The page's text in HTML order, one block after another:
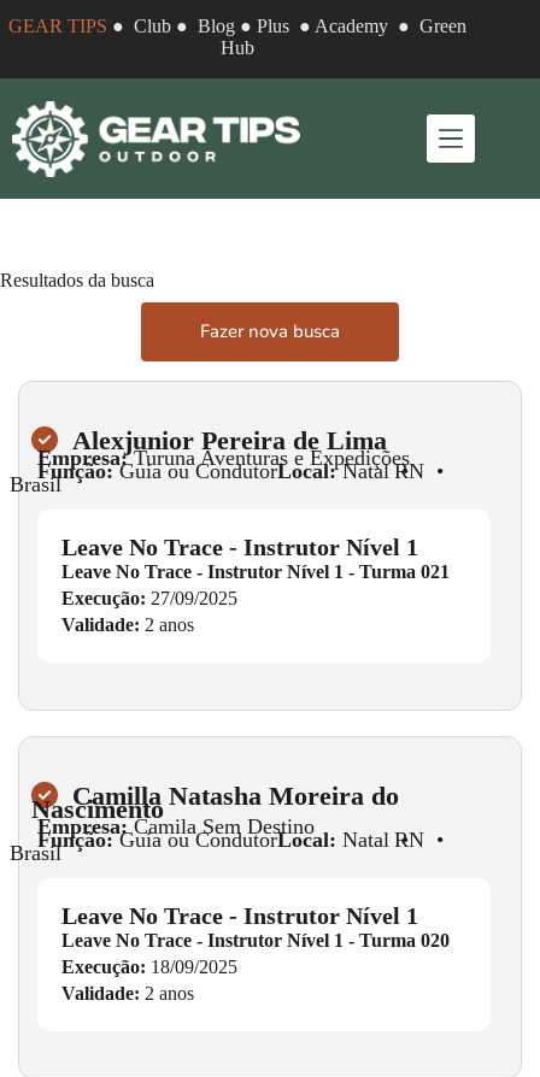
GEAR TIPS ●Club ●Blog ●Plus ● Academy ●Green
Hub
Resultados da busca
Fazer nova busca
Alexjunior Pereira de Lima
Empresa: Turuna Aventuras e Expedições
Função: Guia ou CondutorLocal:Natal•
RN •
Brasil
Leave No Trace - Instrutor Nível 1
Leave No Trace - Instrutor Nível 1 - Turma 021
Execução: 27/09/2025
Validade: 2 anos
Camilla Natasha Moreira do
Nascimento
Empresa: Camila Sem Destino
Função: Guia ou CondutorLocal: Natal •
RN •
Brasil
Leave No Trace - Instrutor Nível 1
Leave No Trace - Instrutor Nível 1 - Turma 020
Execução: 18/09/2025
Validade: 2 anos